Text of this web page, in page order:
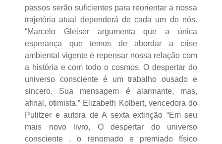
passos serão suficientes para reorientar a nossa
trajetória atual dependerá de cada um de nós.
“Marcelo Gleiser argumenta que a única
esperança que temos de abordar a crise
ambiental vigente é repensar nossa relação com
a história e com todo o cosmos. O despertar do
universo consciente é um trabalho ousado e
sincero. Sua mensagem é alarmante, mas,
afinal, otimista.” Elizabeth Kolbert, vencedora do
Pulitzer e autora de A sexta extinção “Em seu
mais novo livro, O despertar do universo
consciente , o renomado e premiado físico